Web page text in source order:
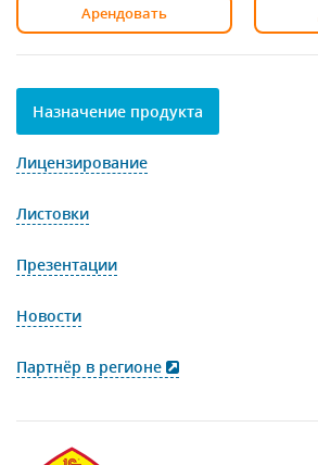
Арендовать
Назначение продукта
Лицензирование
Листовки
Презентации
Новости
Партнёр в регионе